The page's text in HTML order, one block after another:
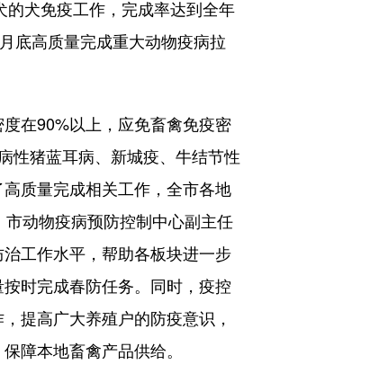
的犬免疫工作，完成率达到全年
底高质量完成重大动物疫病拉
在90%以上，应免畜禽免疫密
性猪蓝耳病、新城疫、牛结节性
质量完成相关工作，全市各地
动物疫病预防控制中心副主任
工作水平，帮助各板块进一步
时完成春防任务。同时，疫控
提高广大养殖户的防疫意识，
障本地畜禽产品供给。